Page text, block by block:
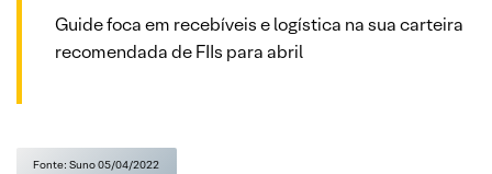
Guide foca em recebíveis e logística na sua carteira
recomendada de FIIs para abril
Fonte: Suno 05/04/2022